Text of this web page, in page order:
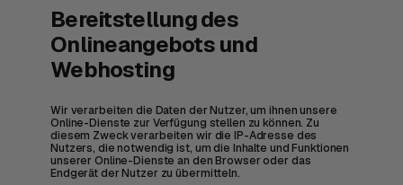
Bereitstellung des
Onlineangebots und
Webhosting
Wir verarbeiten die Daten der Nutzer, um ihnen unsere
Online-Dienste zur Verfügung stellen zu können. Zu
diesem Zweck verarbeiten wir die IP-Adresse des
Nutzers, die notwendig ist, um die Inhalte und Funktionen
unserer Online-Dienste an den Browser oder das
Endgerät der Nutzer zu übermitteln.